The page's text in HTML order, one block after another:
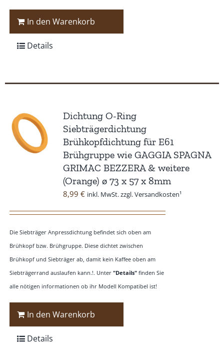
In den Warenkorb
Details
Dichtung O-Ring
Siebträgerdichtung
Brühkopfdichtung für E61
Brühgruppe wie GAGGIA SPAGNA
GRIMAC BEZZERA & weitere
(Orange) ø 73 x 57 x 8mm
8,99 € inkl. MwSt. zzgl. Versandkosten¹
Die Siebträger Anpressdichtung befindet sich oben am
Brühkopf bzw. Brühgruppe. Diese dichtet zwischen
Brühkopf und Siebträger ab, damit kein Kaffee oben am
Siebträgerrand auslaufen kann.!. Unter "Details"finden Sie
alle nötigen informationen ob ihr Modell Kompatibel ist!
In den Warenkorb
Details